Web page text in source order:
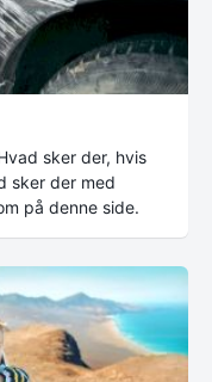
sker der, hvis
sker der med
på denne side.